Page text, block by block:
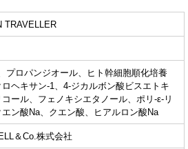
TRAVELLER
プロパンジオール、ヒト幹細胞順化培養
ヘキサン-1、4-ジカルボン酸ビスエトキ
ール、フェノキシエタノール、ポリ-ε-リ
エン酸Na、クエン酸、ヒアルロン酸Na
＆Co.株式会社